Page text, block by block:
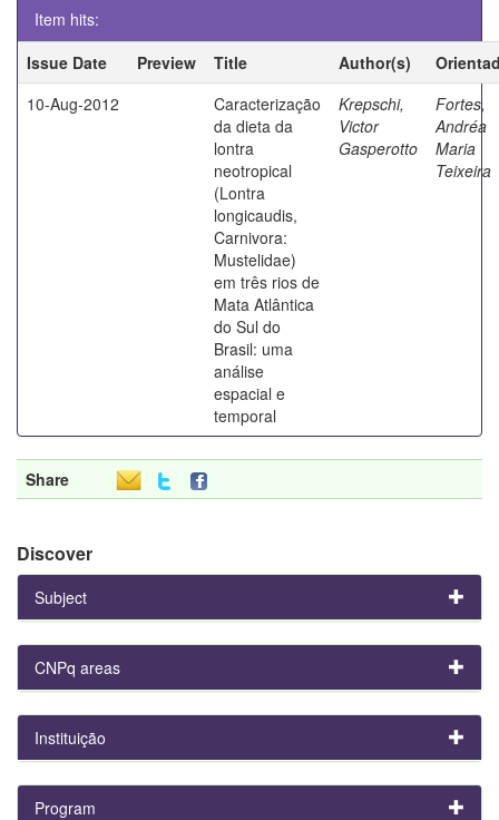
Item hits:
Issue Date
Preview Title Author(s)
10-Aug-2012
Caracterização
da dieta da
lontra
neotropical
(Lontra
longicaudis,
Carnivora:
Mustelidae)
em três rios de
Mata Atlântica
do Sul do
Brasil: uma
análise
espacial e
temporal
Krepschi,
Victor
Gasperotto
Fortes,
Andréa
Maria
Teixeira
Share
Discover
Subject
CNPq areas
Instituição
Program